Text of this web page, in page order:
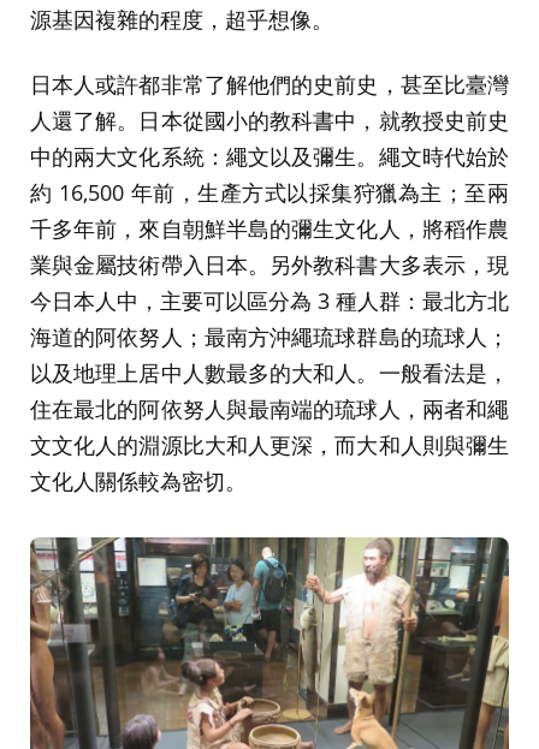
源基因複雜的程度，超乎想像。
日本人或許都非常了解他們的史前史，甚至比臺灣
人還了解。日本從國小的教科書中，就教授史前史
中的兩大文化系統：繩文以及彌生。繩文時代始於
約 16,500 年前，生產方式以採集狩獵為主；至兩
千多年前，來自朝鮮半島的彌生文化人，將稻作農
業與金屬技術帶入日本。另外教科書大多表示，現
今日本人中，主要可以區分為 3 種人群：最北方北
海道的阿依努人；最南方沖繩琉球群島的琉球人；
以及地理上居中人數最多的大和人。一般看法是，
住在最北的阿依努人與最南端的琉球人，兩者和繩
文文化人的淵源比大和人更深，而大和人則與彌生
文化人關係較為密切。